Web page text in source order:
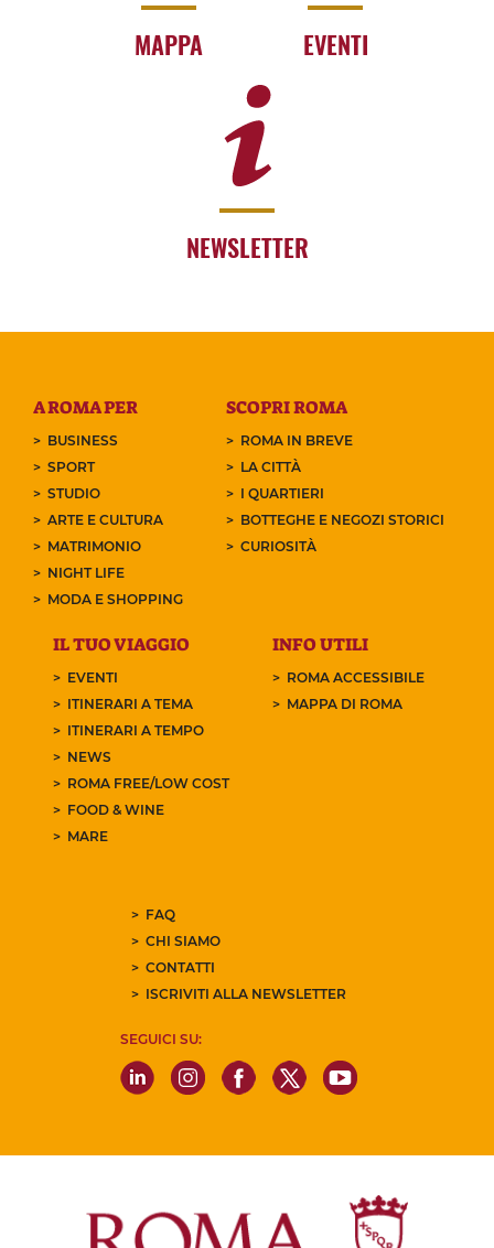
MAPPA EVENTI
NEWSLETTER
A ROMA PER
BUSINESS
SPORT
STUDIO
ARTE E CULTURA
MATRIMONIO
NIGHT LIFE
MODA E SHOPPING
SCOPRI ROMA
ROMA IN BREVE
LA CITTÀ
I QUARTIERI
BOTTEGHE E NEGOZI STORICI
CURIOSITÀ
IL TUO VIAGGIO
EVENTI
ITINERARI A TEMA
ITINERARI A TEMPO
NEWS
ROMA FREE/LOW COST
FOOD & WINE
MARE
INFO UTILI
ROMA ACCESSIBILE
MAPPA DI ROMA
FAQ
CHI SIAMO
CONTATTI
ISCRIVITI ALLA NEWSLETTER
SEGUICI SU: